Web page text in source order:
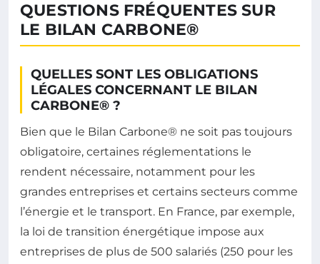
QUESTIONS FRÉQUENTES SUR
LE BILAN CARBONE®
QUELLES SONT LES OBLIGATIONS
LÉGALES CONCERNANT LE BILAN
CARBONE® ?
Bien que le Bilan Carbone® ne soit pas toujours
obligatoire, certaines réglementations le
rendent nécessaire, notamment pour les
grandes entreprises et certains secteurs comme
l’énergie et le transport. En France, par exemple,
la loi de transition énergétique impose aux
entreprises de plus de 500 salariés (250 pour les